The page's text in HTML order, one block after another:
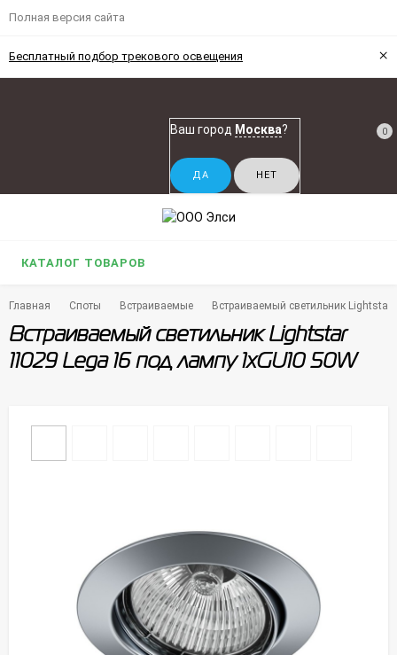
Полная версия сайта
Бесплатный подбор трекового освещения ×
Ваш город Москва? 0
КАТАЛОГ ТОВАРОВ
Главная Споты Встраиваемые Встраиваемый светильник
Встраиваемый светильник Lightstar
11029 Lega 16 под лампу 1xGU10 50W